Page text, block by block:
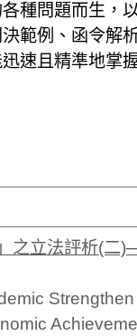
種問題而生，
範例、函令解
速且精準地掌
之立法評析(二
Strengthen